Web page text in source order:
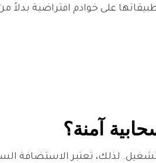
على خوادم افتراضية بدلاً من
آمنة؟
لذلك، تعتبر الاستضافة